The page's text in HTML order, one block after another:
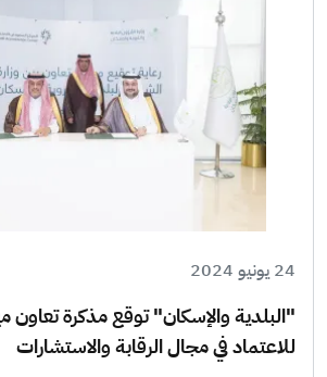
24 يونيو 2024
"البلدية والإسكان" توقع مذكرة تعاون
للاعتماد في مجال الرقابة والاستشارات